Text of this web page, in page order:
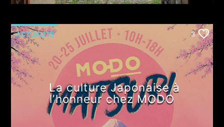
ACTUALITÉ 3
La culture Japonaise à
l’honneur chez MODO